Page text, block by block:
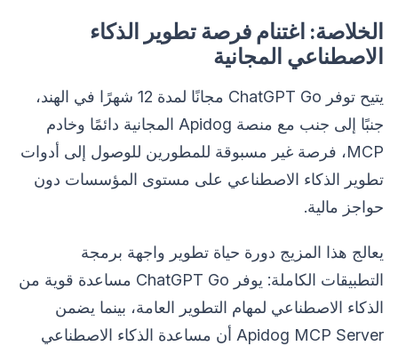
الخلاصة: اغتنام فرصة تطوير الذكاء
الاصطناعي المجانية
يتيح توفر ChatGPT Go مجانًا لمدة 12 شهرًا في الهند،
جنبًا إلى جنب مع منصة Apidog المجانية دائمًا وخادم
MCP، فرصة غير مسبوقة للمطورين للوصول إلى أدوات
تطوير الذكاء الاصطناعي على مستوى المؤسسات دون
حواجز مالية.
يعالج هذا المزيج دورة حياة تطوير واجهة برمجة
التطبيقات الكاملة: يوفر ChatGPT Go مساعدة قوية من
الذكاء الاصطناعي لمهام التطوير العامة، بينما يضمن
Apidog MCP Server أن مساعدة الذكاء الاصطناعي